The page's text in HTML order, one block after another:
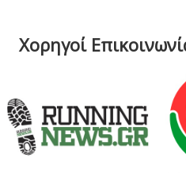
Χορηγοί